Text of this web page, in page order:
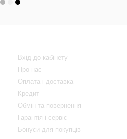
Вхід до кабінету
Про нас
Оплата і доставка
Кредит
Обмін та повернення
Гарантія і сервіс
Бонуси для покупців